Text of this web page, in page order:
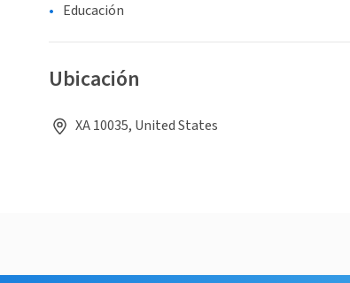
Educación
Ubicación
XA 10035, United States